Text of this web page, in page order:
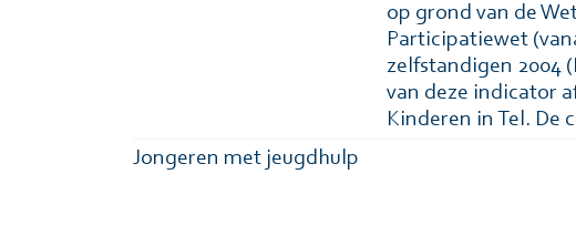
op grond van de
Participatiewet
zelfstandigen 2004
van deze indicator
Kinderen in Tel. De
Jongeren met jeugdhulp